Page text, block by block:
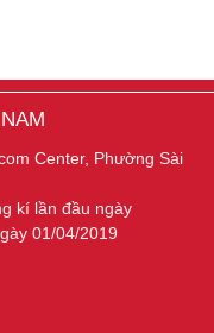
Center, Phường Sài
kí lần đầu ngày
01/04/2019